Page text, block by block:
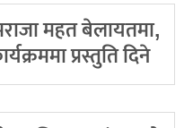
महत बेलायतमा,
प्रस्तुति दिने